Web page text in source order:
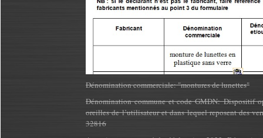
Dénomination commerciale: "montures de lunettes"
Dénomination commune et code GMDN: Dispositif
oreilles de l’utilisateur et dans lequel reposent des
32816